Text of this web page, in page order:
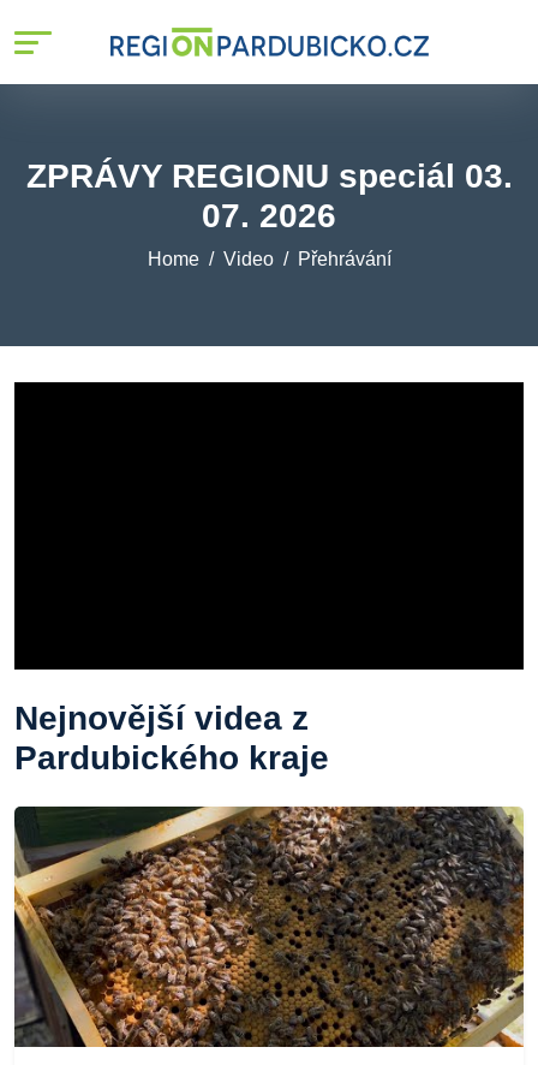
ZPRÁVY REGIONU speciál 03.
07. 2026
Home Video Přehrávání
Nejnovější videa z
Pardubického kraje